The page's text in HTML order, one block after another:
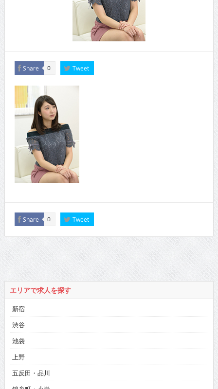
Share 0 Tweet
Share 0 Tweet
エリアで求人を探す
新宿
渋谷
池袋
上野
五反田・品川